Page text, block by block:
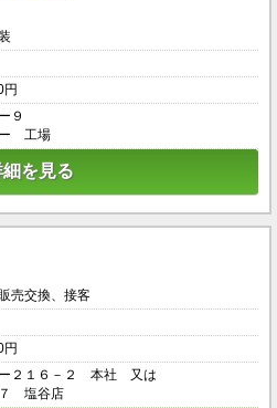
９
ー 工場
細を見る
売交換、接客
ー２１６－２ 本社 又は
７ 塩谷店